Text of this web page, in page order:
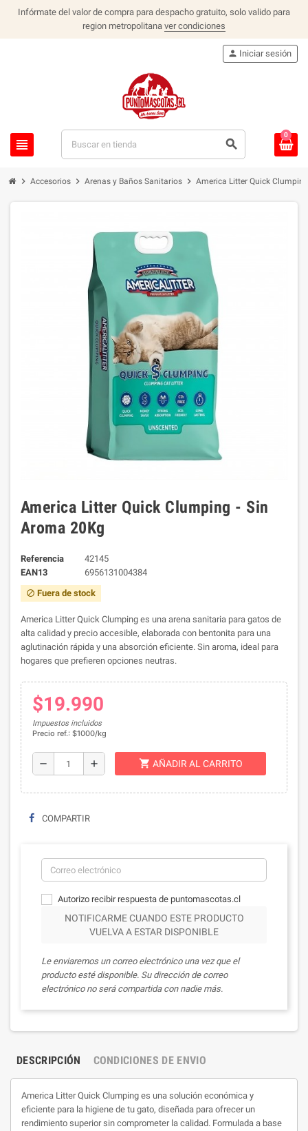
Infórmate del valor de compra para despacho gratuito, solo valido para
region metropolitana ver condiciones
view_headline search
person Iniciar sesión
0
chevron_right Accesorios chevron_right Arenas y Baños Sanitarios chevron_right America Litter Quick
America Litter Quick Clumping - Sin
Aroma 20Kg
Referencia
42145
EAN13
6956131004384
block Fuera de stock
America Litter Quick Clumping es una arena sanitaria para gatos de
alta calidad y precio accesible, elaborada con bentonita para una
aglutinación rápida y una absorción eficiente. Sin aroma, ideal para
hogares que prefieren opciones neutras.
$19.990
Impuestos incluidos
Precio ref.: $1000/kg
remove add shopping_cart AÑADIR AL CARRITO
COMPARTIR
Autorizo recibir respuesta de puntomascotas.cl
NOTIFICARME CUANDO ESTE PRODUCTO
VUELVA A ESTAR DISPONIBLE
Le enviaremos un correo electrónico una vez que el
producto esté disponible. Su dirección de correo
electrónico no será compartida con nadie más.
DESCRIPCIÓN CONDICIONES DE ENVIO
America Litter Quick Clumping es una solución económica y
eficiente para la higiene de tu gato, diseñada para ofrecer un
rendimiento superior sin comprometer la calidad. Formulada a base